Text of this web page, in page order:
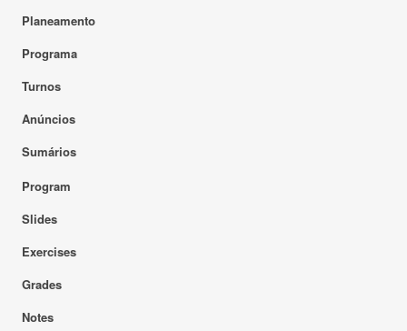
Planeamento
Programa
Turnos
Anúncios
Sumários
Program
Slides
Exercises
Grades
Notes